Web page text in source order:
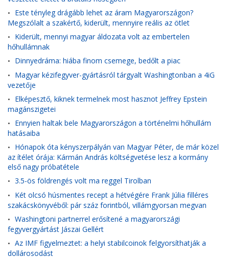
• Este tényleg drágább lehet az áram Magyarországon?
Megszólalt a szakértő, kiderült, mennyire reális az ötlet
• Kiderült, mennyi magyar áldozata volt az embertelen
hőhullámnak
• Dinnyedráma: hiába finom csemege, bedőlt a piac
• Magyar kézifegyver-gyártásról tárgyalt Washingtonban a 4iG
vezetője
• Elképesztő, kiknek termelnek most hasznot Jeffrey Epstein
magánszigetei
• Ennyien haltak bele Magyarországon a történelmi hőhullám
hatásaiba
• Hónapok óta kényszerpályán van Magyar Péter, de már közel
az ítélet órája: Kármán András költségvetése lesz a kormány
első nagy próbatétele
• 3.5-ös földrengés volt ma reggel Tirolban
• Két olcsó húsmentes recept a hétvégére Frank Júlia filléres
szakácskönyvéből: pár száz forintból, villámgyorsan megvan
• Washingtoni partnerrel erősítené a magyarországi
fegyvergyártást Jászai Gellért
• Az IMF figyelmeztet: a helyi stabilcoinok felgyorsíthatják a
dollárosodást